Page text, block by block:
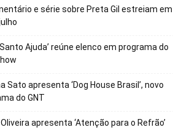
e série sobre Preta Gil estreiam em
Ajuda’ reúne elenco em programa do
Sato apresenta ‘Dog House Brasil’, novo
do GNT
apresenta ‘Atenção para o Refrão’